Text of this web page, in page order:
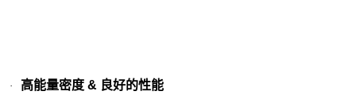
· 高能量密度 & 良好的性能